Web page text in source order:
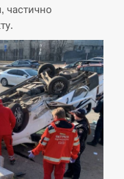
Лейпцига
в МИДе
військові
частично